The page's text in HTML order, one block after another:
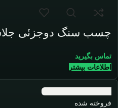
چسب سنگ دوجزئی جلاسنج
تماس بگیرید
اطلاعات بیشتر
فروخته شده